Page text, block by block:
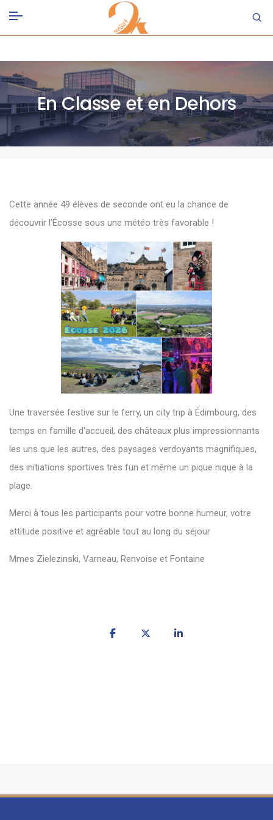
En Classe et en Dehors
Cette année 49 élèves de seconde ont eu la chance de
découvrir l’Écosse sous une météo très favorable !
Une traversée festive sur le ferry, un city trip à Édimbourg, des
temps en famille d'accueil, des châteaux plus impressionnants
les uns que les autres, des paysages verdoyants magnifiques,
des initiations sportives très fun et même un pique nique à la
plage.
Merci à tous les participants pour votre bonne humeur, votre
attitude positive et agréable tout au long du séjour
Mmes Zielezinski, Varneau, Renvoise et Fontaine